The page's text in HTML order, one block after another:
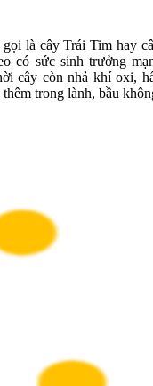
là cây Trái Tim hay
có sức sinh trưởng
cây còn nhả khí oxi,
trong lành, bầu